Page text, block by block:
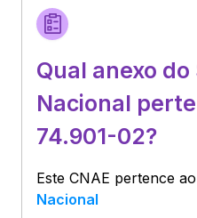
Qual anexo do
Nacional
74.901-02?
Este CNAE pertence ao
Nacional